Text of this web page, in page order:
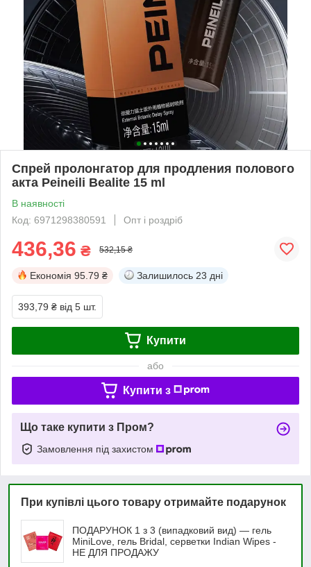
Спрей пролонгатор для продления полового
акта Peineili Bealite 15 ml
В наявності
Код: 6971298380591
Опт і роздріб
436,36 ₴ 532,15 ₴
Економія 95.79 ₴ Залишилось 23 дні
393,79 ₴ від 5 шт.
Купити
або
Купити з
Що таке купити з Пром?
Замовлення під захистом
При купівлі цього товару отримайте подарунок
ПОДАРУНОК 1 з 3 (випадковий вид) — гель
MiniLove, гель Bridal, серветки Indian Wipes -
НЕ ДЛЯ ПРОДАЖУ